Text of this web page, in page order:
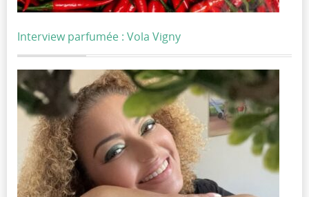
Interview parfumée : Vola Vigny